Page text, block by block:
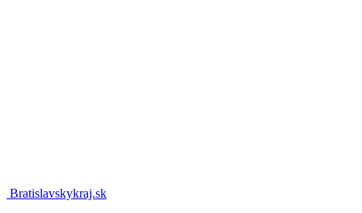
Bratislavskykraj.sk